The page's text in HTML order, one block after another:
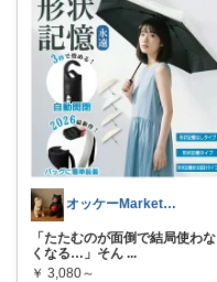
オッケーMarket🎀🛒
「たたむのが面倒で結局使わな
くなる…」そん ...
￥ 3,080～